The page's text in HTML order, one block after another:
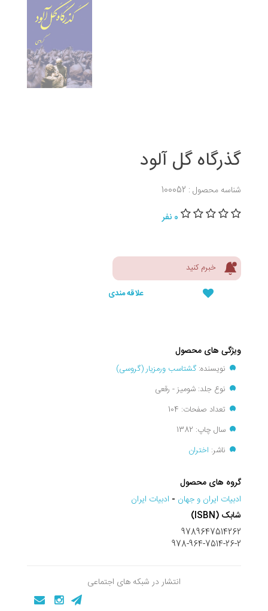
گذرگاه گل آلود
شناسه محصول : 100052
0 نفر
خبرم کنید
علاقه مندی
ویژگی های محصول
نویسنده:گشتاسب ورمزیار (گروسی)
نوع جلد: شومیز - رقعی
تعداد صفحات: 104
سال چاپ: 1382
ناشر: اختران
گروه های محصول
ادبيات ايران و جهان - ادبیات ایران
شابک (ISBN)
9789647514262
978-964-7514-26-2
انتشار در شبکه های اجتماعی